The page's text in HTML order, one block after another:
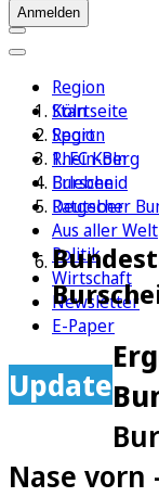
Anmelden
Region
Köln
Sport
1. FC Köln
Erleben
Ratgeber
Aus aller Welt
Politik
Wirtschaft
Newsletter
E-Paper
Startseite
Region
Rhein-Berg
Burscheid
Deutscher
Update
Nase vorn